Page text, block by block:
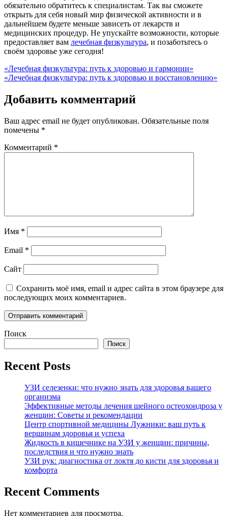
обязательно обратитесь к специалистам. Так вы сможете
открыть для себя новый мир физической активности и в
дальнейшем будете меньше зависеть от лекарств и
медицинских процедур. Не упускайте возможности, которые
предоставляет вам лечебная физкультура, и позаботьтесь о
своём здоровье уже сегодня!
Навигация
по
записям
«Лечебная физкультура: путь к здоровью и гармонии»
«Лечебная физкультура: путь к здоровью и восстановлению»
Добавить комментарий
Ваш адрес email не будет опубликован. Обязательные поля
помечены *
Комментарий *
Имя *
Email *
Сайт
Сохранить моё имя, email и адрес сайта в этом браузере для
последующих моих комментариев.
Поиск
Поиск
Recent Posts
УЗИ селезенки: что нужно знать для здоровья вашего
организма
Эффективные методы лечения шейного остеохондроза у
женщин: Советы и рекомендации
Центр спортивной медицины Лужники: ваш путь к
вершинам здоровья и успеха
Жидкость в кишечнике на УЗИ у женщин: причины,
последствия и что нужно знать
УЗИ рук: диагностика от локтя до кисти для здоровья и
комфорта
Recent Comments
Нет комментариев для просмотра.